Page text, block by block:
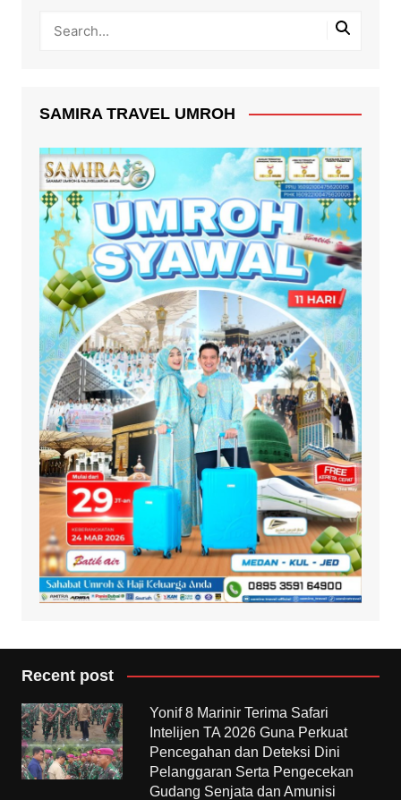
SAMIRA TRAVEL UMROH
Recent post
Yonif 8 Marinir Terima Safari
Intelijen TA 2026 Guna Perkuat
Pencegahan dan Deteksi Dini
Pelanggaran Serta Pengecekan
Gudang Senjata dan Amunisi